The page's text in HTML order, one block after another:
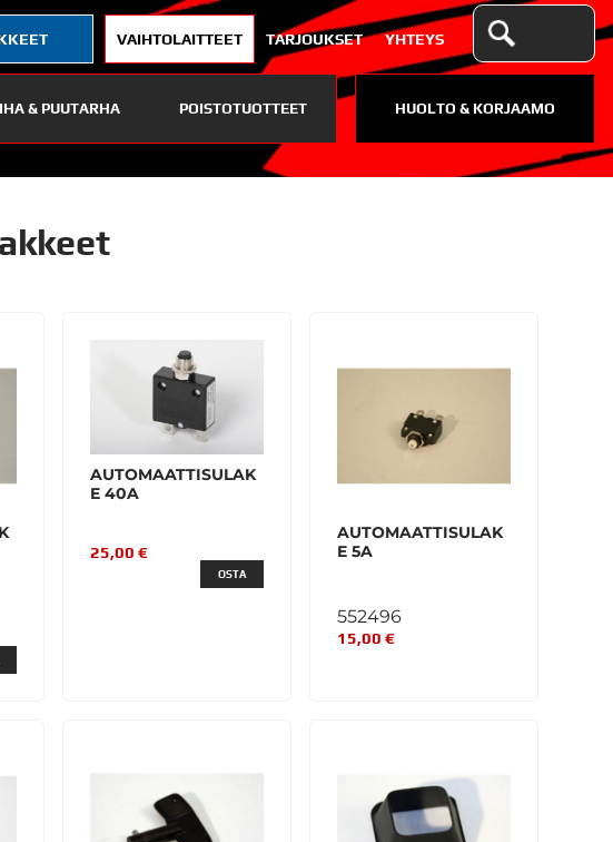
VAIHTOLAITTEET TARJOUKSET YHTEYS
& PUUTARHA POISTOTUOTTEET HUOLTO & KORJAAMO
AUTOMAATTISULAK
E 40A
25,00 €
OSTA
AUTOMAATTISULAK
E 5A
552496
15,00 €